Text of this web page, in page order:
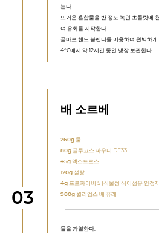
는다.
뜨거운 혼합물을 반 정도 녹인 초콜릿에
여 유화를 시작한다.
곧바로 핸드 블렌더를 이용하여 완벽하게
4°C에서 약 12시간 동안 냉장 보관한다.
단계
03
배 소르베
260g물
80g글루코스 파우더 DE33
45g 덱스트로스
120g설탕
4g 프로파이버 5 (식물성 식이섬유 안정
980g 윌리엄스 배 퓨레
물을 가열한다.